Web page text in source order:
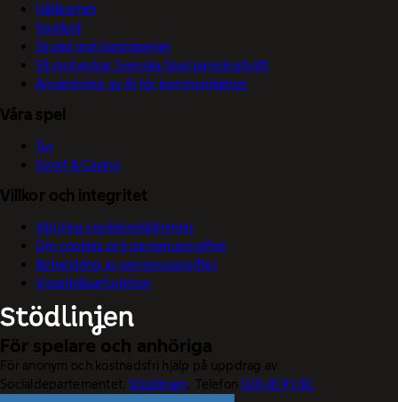
Hållbarhet
Spelkoll
Skydd mot bedrägerier
Så motverkar Svenska Spel penningtvätt
Användning av AI för kommunikation
Våra spel
Tur
Sport & Casino
Villkor och integritet
Välj dina cookieinställningar
Om cookies och personuppgifter
Behandling av personuppgifter
Visselblåsarfunktion
För spelare och anhöriga
För anonym och kostnadsfri hjälp på uppdrag av
Socialdepartementet. Stödlinjen. Telefon020-81 91 00.